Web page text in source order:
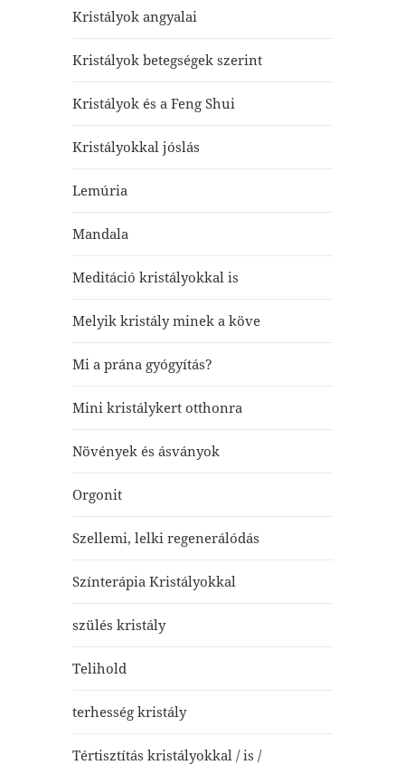
Kristályok angyalai
Kristályok betegségek szerint
Kristályok és a Feng Shui
Kristályokkal jóslás
Lemúria
Mandala
Meditáció kristályokkal is
Melyik kristály minek a köve
Mi a prána gyógyítás?
Mini kristálykert otthonra
Növények és ásványok
Orgonit
Szellemi, lelki regenerálódás
Színterápia Kristályokkal
szülés kristály
Telihold
terhesség kristály
Tértisztítás kristályokkal / is /